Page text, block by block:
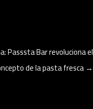
Passsta Bar revoluciona el
de la pasta fresca →